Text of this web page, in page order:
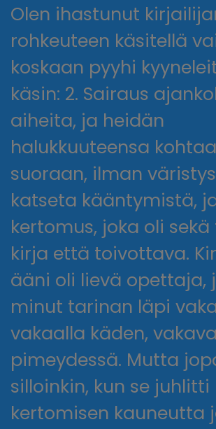
Olen ihastunut
rohkeuteen käsitellä
koskaan pyyhi
käsin: 2. Sairaus
aiheita, ja heidän
halukkuuteensa
suoraan, ilman
katseta kääntymistä,
kertomus, joka oli
kirja​ että toivottava.
ääni oli lievä opettaja,
minut tarinan läpi
vakaalla käden,
pimeydessä. Mutta
silloinkin, kun se juhlitti
kertomisen kauneutta